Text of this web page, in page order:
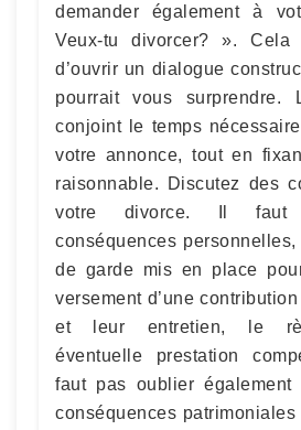
demander également à
Veux-tu divorcer? ». Cela
d’ouvrir un dialogue
pourrait vous surprendre.
conjoint le temps
votre annonce, tout en
raisonnable. Discutez des
votre divorce. Il faut
conséquences
de garde mis en place
versement d’une
et leur entretien, le
éventuelle prestation
faut pas oublier
conséquences patrimoniales